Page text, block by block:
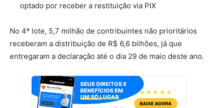
optado por receber a restituição via PIX
No 4º lote, 5,7 milhão de contribuintes não prioritários
receberam a distribuição de R$ 6,6 bilhões, já que
entregaram a declaração até o dia 29 de maio deste ano.